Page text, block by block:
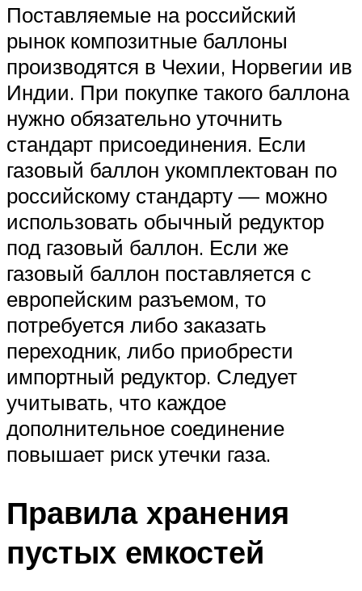
Поставляемые на российский
рынок композитные баллоны
производятся в Чехии, Норвегии ив
Индии. При покупке такого баллона
нужно обязательно уточнить
стандарт присоединения. Если
газовый баллон укомплектован по
российскому стандарту — можно
использовать обычный редуктор
под газовый баллон. Если же
газовый баллон поставляется с
европейским разъемом, то
потребуется либо заказать
переходник, либо приобрести
импортный редуктор. Следует
учитывать, что каждое
дополнительное соединение
повышает риск утечки газа.
Правила хранения
пустых емкостей